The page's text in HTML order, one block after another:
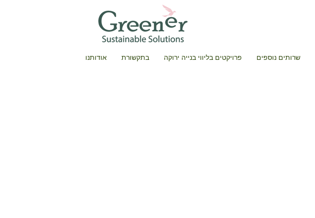
שרותים נוספים פרויקטים בליווי בנייה ירוקה בתקשורת אודותנו